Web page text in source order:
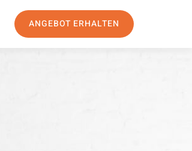
ANGEBOT ERHALTEN